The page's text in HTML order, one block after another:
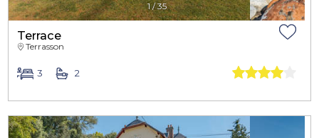
1/35
Terrace
Terrasson
3 2